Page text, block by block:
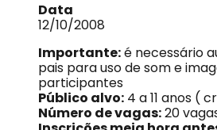
Data
12/10/2008
Importante:é necessário
pais para uso de som e
participantes
Público alvo: 4 a 11 anos (
Número de vagas:20